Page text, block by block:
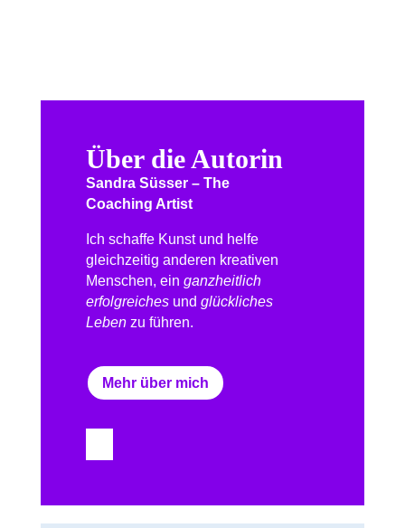
Über die Autorin
Sandra Süsser – The
Coaching Artist
Ich schaffe Kunst und helfe
gleichzeitig anderen kreativen
Menschen, ein ganzheitlich
erfolgreichesund glückliches
Lebenzu führen.
Mehr über mich